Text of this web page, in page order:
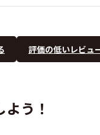
評価の低いレビュ
う！